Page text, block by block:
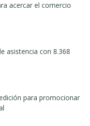
acercar el comercio
asistencia con 8.368
para promocionar